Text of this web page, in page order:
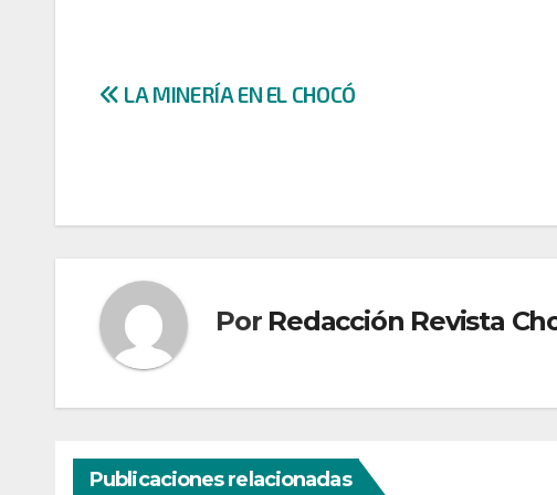
Navegación
LA MINERÍA EN EL CHOCÓ
Por Redacción Revista
Publicaciones relacionadas